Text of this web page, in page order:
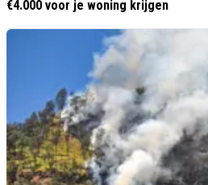
€4.000 voor je woning krijgen